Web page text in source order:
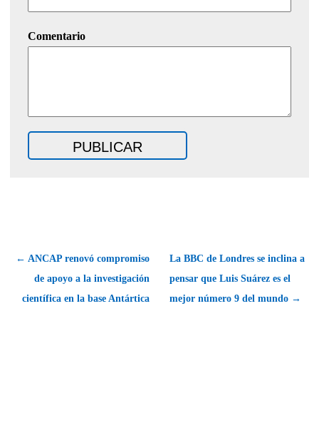
Comentario
← ANCAP renovó compromiso
de apoyo a la investigación
científica en la base Antártica
La BBC de Londres se inclina a
pensar que Luis Suárez es el
mejor número 9 del mundo →